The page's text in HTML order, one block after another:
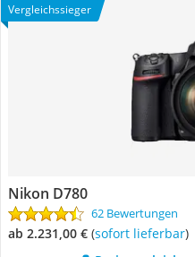
Vergleichssieger
Nikon D780
62 Bewertungen
ab 2.231,00 € ( Sofort lieferbar)